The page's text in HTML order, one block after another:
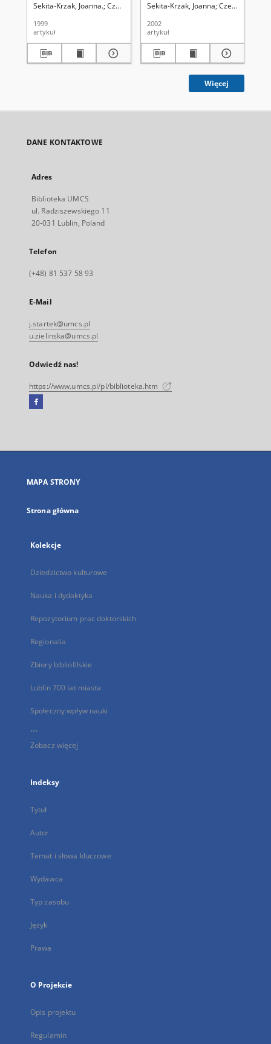
dexamethasone
Sekita-Krzak, Joanna. Czerny, Krystyna. Żebrowska-Łupina, Iwona.
1999
artykuł
dexamethasone:
Sekita-Krzak, Joanna Czerny,
2002
artykuł
Więcej
DANE KONTAKTOWE
Adres
Biblioteka UMCS
ul. Radziszewskiego 11
20-031 Lublin, Poland
Telefon
(+48) 81 537 58 93
E-Mail
j.startek@umcs.pl
u.zielinska@umcs.pl
Odwiedź nas!
https://www.umcs.pl/pl/biblioteka.htm
Facebook
się
karcie
MAPA STRONY
Strona główna
Kolekcje
Dziedzictwo kulturowe
Nauka i dydaktyka
Repozytorium prac doktorskich
Regionalia
Zbiory bibliofilskie
Lublin 700 lat miasta
Społeczny wpływ nauki
...
Zobacz więcej
Indeksy
Tytuł
Autor
Temat i słowa kluczowe
Wydawca
Typ zasobu
Język
Prawa
O Projekcie
Opis projektu
Regulamin